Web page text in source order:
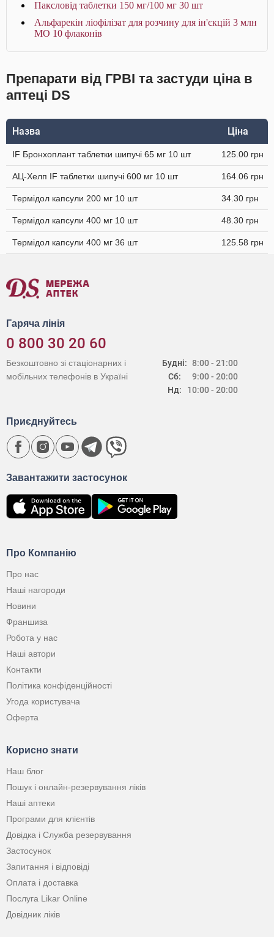
Паксловід таблетки 150 мг/100 мг 30 шт
Альфарекін ліофілізат для розчину для ін'єкцій 3 млн
МО 10 флаконів
Препарати від ГРВІ та застуди ціна в
аптеці DS
Назва Ціна
IF Бронхоплант таблетки шипучі 65 мг 10 шт 125.00 грн
АЦ-Хелп IF таблетки шипучі 600 мг 10 шт 164.06 грн
Термідол капсули 200 мг 10 шт 34.30 грн
Термідол капсули 400 мг 10 шт 48.30 грн
Термідол капсули 400 мг 36 шт 125.58 грн
Гаряча лінія
0 800 30 20 60
Будні:
Сб:
Нд:
8:00 - 21:00
9:00 - 20:00
10:00 - 20:00
Безкоштовно зі стаціонарних і
мобільних телефонів в Україні
Про Компанію
Про нас
Наші нагороди
Новини
Франшиза
Робота у нас
Наші автори
Контакти
Політика конфіденційності
Угода користувача
Оферта
Корисно знати
Наш блог
Пошук і онлайн-резервування ліків
Наші аптеки
Програми для клієнтів
Довідка і Служба резервування
Застосунок
Запитання і відповіді
Оплата і доставка
Послуга Likar Online
Довідник ліків
Завантажити застосунок
Приєднуйтесь